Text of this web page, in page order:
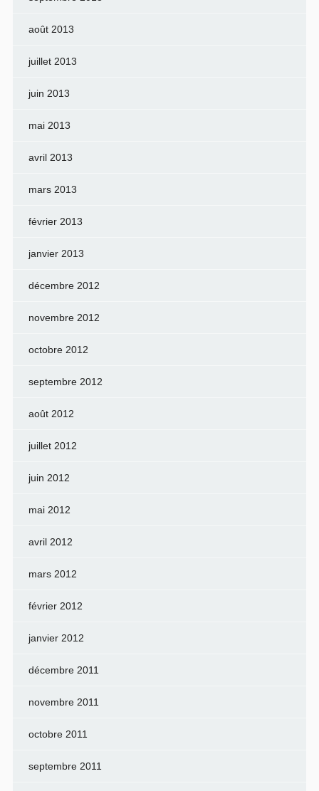
août 2013
juillet 2013
juin 2013
mai 2013
avril 2013
mars 2013
février 2013
janvier 2013
décembre 2012
novembre 2012
octobre 2012
septembre 2012
août 2012
juillet 2012
juin 2012
mai 2012
avril 2012
mars 2012
février 2012
janvier 2012
décembre 2011
novembre 2011
octobre 2011
septembre 2011